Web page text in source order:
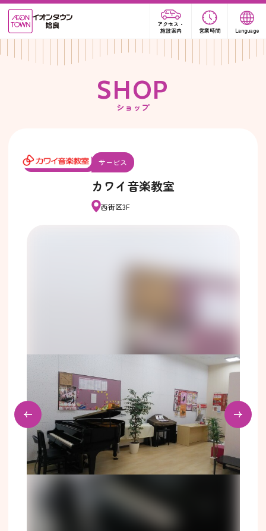
アクセス・
施設案内
営業時間 Language
SHOP
ショップ
サービス
カワイ音楽教室
西街区3F